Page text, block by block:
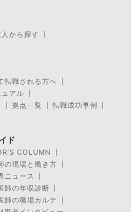
から探す
転職される方へ
アル
拠点一覧
転職成功事例
ド
COLUMN
の現場と働き方
ニュース
師の年収診断
師の職場カルテ